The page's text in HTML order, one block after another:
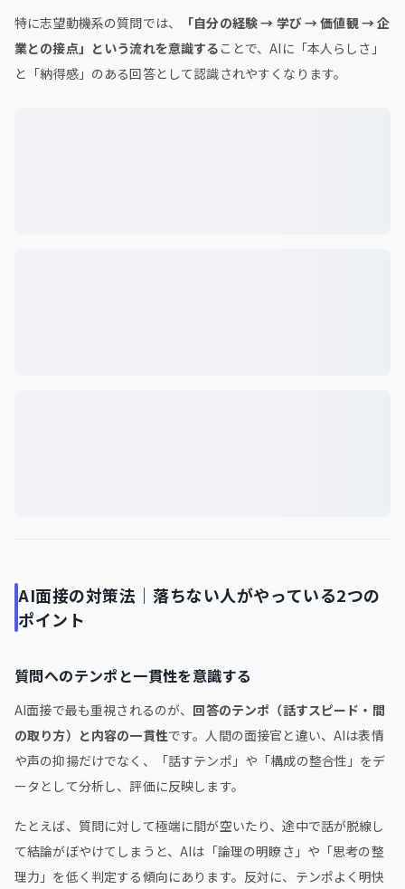
特に志望動機系の質問では、
「自分の経験 → 学び → 価値観 → 企
業との接点」という流れを意識する ことで、AIに「本人らしさ」
と「納得感」のある回答として認識されやすくなります。
AI面接の対策法｜落ちない人がやっている2つの
ポイント
質問へのテンポと一貫性を意識する
AI面接で最も重視されるのが、 回答のテンポ（話すスピード・間
の取り方）と内容の一貫性です。人間の面接官と違い、AIは表情
や声の抑揚だけでなく、「話すテンポ」や「構成の整合性」をデ
ータとして分析し、評価に反映します。
たとえば、質問に対して極端に間が空いたり、途中で話が脱線し
て結論がぼやけてしまうと、AIは「論理の明瞭さ」や「思考の整
理力」を低く判定する傾向にあります。反対に、テンポよく明快